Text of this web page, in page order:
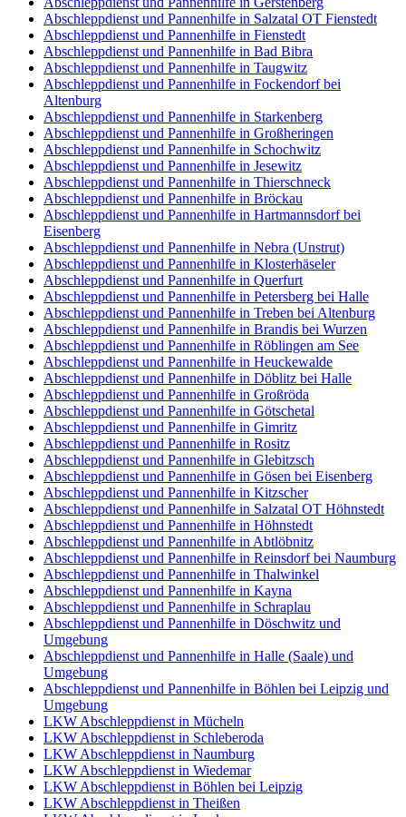
Abschleppdienst und Pannenhilfe in Salzatal OT Fienstedt
Abschleppdienst und Pannenhilfe in Fienstedt
Abschleppdienst und Pannenhilfe in Bad Bibra
Abschleppdienst und Pannenhilfe in Taugwitz
Abschleppdienst und Pannenhilfe in Fockendorf bei
Altenburg
Abschleppdienst und Pannenhilfe in Starkenberg
Abschleppdienst und Pannenhilfe in Großheringen
Abschleppdienst und Pannenhilfe in Schochwitz
Abschleppdienst und Pannenhilfe in Jesewitz
Abschleppdienst und Pannenhilfe in Thierschneck
Abschleppdienst und Pannenhilfe in Bröckau
Abschleppdienst und Pannenhilfe in Hartmannsdorf bei
Eisenberg
Abschleppdienst und Pannenhilfe in Nebra (Unstrut)
Abschleppdienst und Pannenhilfe in Klosterhäseler
Abschleppdienst und Pannenhilfe in Querfurt
Abschleppdienst und Pannenhilfe in Petersberg bei Halle
Abschleppdienst und Pannenhilfe in Treben bei Altenburg
Abschleppdienst und Pannenhilfe in Brandis bei Wurzen
Abschleppdienst und Pannenhilfe in Röblingen am See
Abschleppdienst und Pannenhilfe in Heuckewalde
Abschleppdienst und Pannenhilfe in Döblitz bei Halle
Abschleppdienst und Pannenhilfe in Großröda
Abschleppdienst und Pannenhilfe in Götschetal
Abschleppdienst und Pannenhilfe in Gimritz
Abschleppdienst und Pannenhilfe in Rositz
Abschleppdienst und Pannenhilfe in Glebitzsch
Abschleppdienst und Pannenhilfe in Gösen bei Eisenberg
Abschleppdienst und Pannenhilfe in Kitzscher
Abschleppdienst und Pannenhilfe in Salzatal OT Höhnstedt
Abschleppdienst und Pannenhilfe in Höhnstedt
Abschleppdienst und Pannenhilfe in Abtlöbnitz
Abschleppdienst und Pannenhilfe in Reinsdorf bei Naumburg
Abschleppdienst und Pannenhilfe in Thalwinkel
Abschleppdienst und Pannenhilfe in Kayna
Abschleppdienst und Pannenhilfe in Schraplau
Abschleppdienst und Pannenhilfe in Döschwitz und
Umgebung
Abschleppdienst und Pannenhilfe in Halle (Saale) und
Umgebung
Abschleppdienst und Pannenhilfe in Böhlen bei Leipzig und
Umgebung
LKW Abschleppdienst in Mücheln
LKW Abschleppdienst in Schleberoda
LKW Abschleppdienst in Naumburg
LKW Abschleppdienst in Wiedemar
LKW Abschleppdienst in Böhlen bei Leipzig
LKW Abschleppdienst in Theißen